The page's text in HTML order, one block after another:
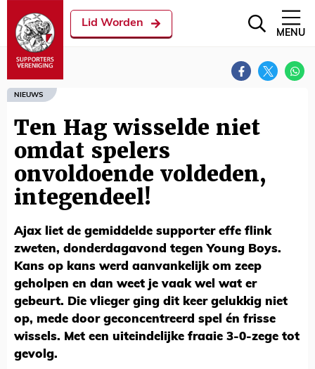
Lid Worden
MENU
NIEUWS
Ten Hag wisselde niet
omdat spelers
onvoldoende voldeden,
integendeel!
Ajax liet de gemiddelde supporter effe flink
zweten, donderdagavond tegen Young Boys.
Kans op kans werd aanvankelijk om zeep
geholpen en dan weet je vaak wel wat er
gebeurt. Die vlieger ging dit keer gelukkig niet
op, mede door geconcentreerd spel én frisse
wissels. Met een uiteindelijke fraaie 3-0-zege tot
gevolg.